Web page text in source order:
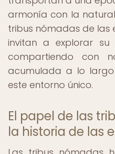
armonía con la
tribus nómadas de las
invitan a explorar su
compartiendo con
acumulada a lo
este entorno único.
El papel de las
la historia de las